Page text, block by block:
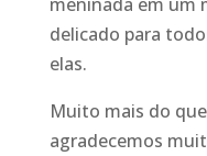
delicado para
elas.
Muito mais do
agradecemos